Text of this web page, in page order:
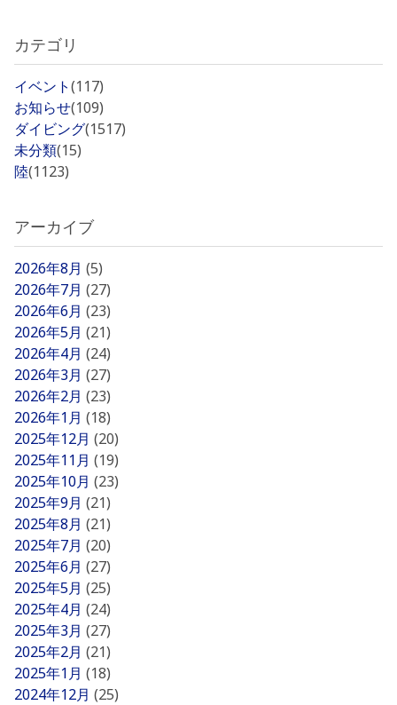
カテゴリ
イベント(117)
お知らせ(109)
ダイビング(1517)
未分類(15)
陸(1123)
アーカイブ
2026年8月 (5)
2026年7月 (27)
2026年6月 (23)
2026年5月 (21)
2026年4月 (24)
2026年3月 (27)
2026年2月 (23)
2026年1月 (18)
2025年12月 (20)
2025年11月 (19)
2025年10月 (23)
2025年9月 (21)
2025年8月 (21)
2025年7月 (20)
2025年6月 (27)
2025年5月 (25)
2025年4月 (24)
2025年3月 (27)
2025年2月 (21)
2025年1月 (18)
2024年12月 (25)